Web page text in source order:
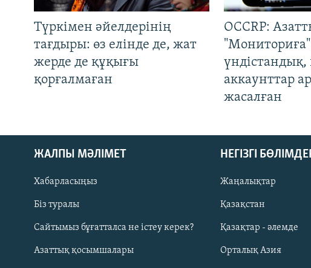
Русский
ЖАЗЫЛЫҢЫЗ
Түркімен әйелдерінің
тағдыры: өз елінде де, жат
жерде де құқығы
қорғалмаған
OCCRP:
үндістандық,
аккаунттар
жасалған
ЖАЛПЫ МӘЛІМЕТ
Хабарласыңыз
Біз туралы
Сайтымыз бұғатталса не істеу керек?
Азаттық қосымшалары
НЕГІЗГІ
Жаңалықтар
Қазақстан
Қазақтар - әлемде
Орталық Азия